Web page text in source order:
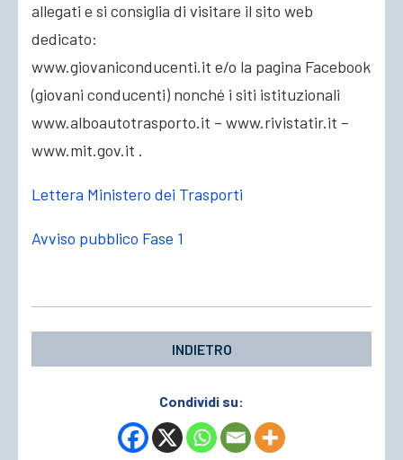
allegati e si consiglia di visitare il sito web
dedicato:
www.giovaniconducenti.it e/o la pagina Facebook
(giovani conducenti) nonché i siti istituzionali
www.alboautotrasporto.it – www.rivistatir.it –
www.mit.gov.it .
Lettera Ministero dei Trasporti
Avviso pubblico Fase 1
INDIETRO
Condividi su: